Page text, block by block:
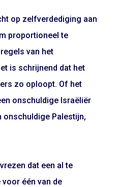
op zelfverdediging aan
proportioneel te
van het
is schrijnend dat het
zo oploopt. Of het
onschuldige Israëliër
onschuldige Palestijn,
dat een al te
één van de